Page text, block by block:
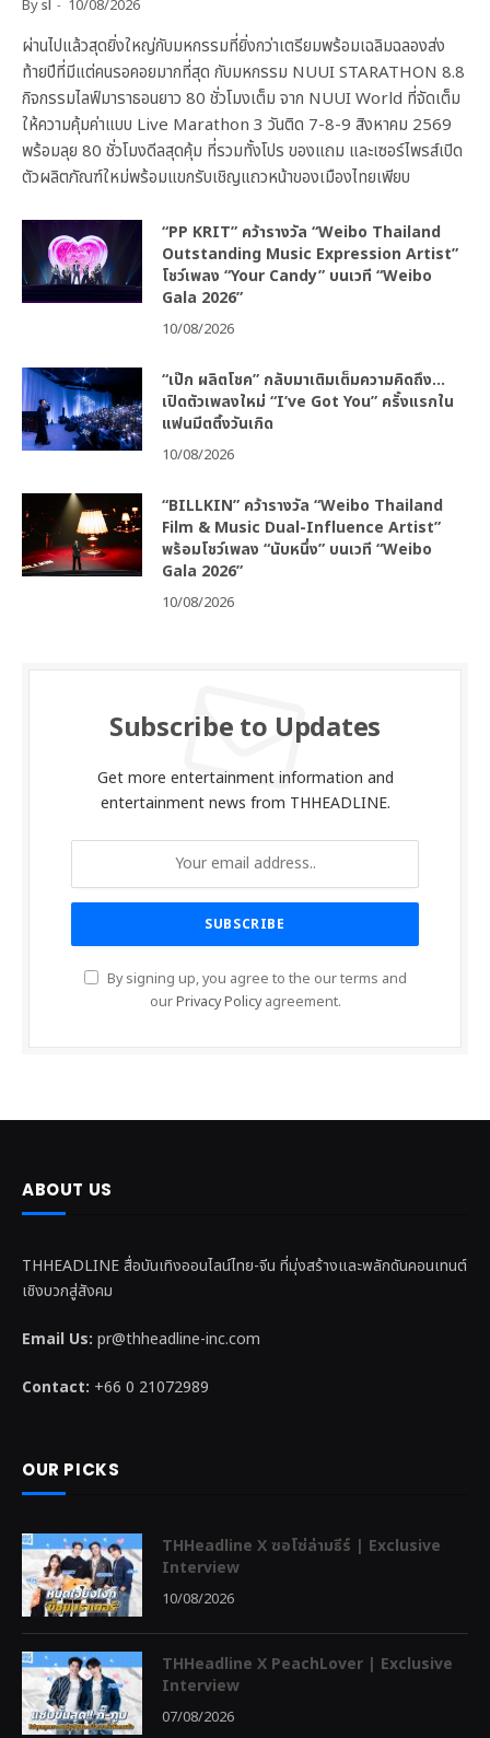
Bysl 10/08/2026
ผ่านไปแล้วสุดยิ่งใหญ่กับมหกรรมที่ยิ่งกว่าเตรียมพร้อมเฉลิมฉลองส่ง
ท้ายปีที่มีแต่คนรอคอยมากที่สุด กับมหกรรม NUUI STARATHON 8.8
กิจกรรมไลฟ์มาราธอนยาว 80 ชั่วโมงเต็ม จาก NUUI World ที่จัดเต็ม
ให้ความคุ้มค่าแบบ Live Marathon 3 วันติด 7-8-9 สิงหาคม 2569
พร้อมลุย 80 ชั่วโมงดีลสุดคุ้ม ที่รวมทั้งโปร ของแถม และเซอร์ไพรส์เปิด
ตัวผลิตภัณฑ์ใหม่พร้อมแขกรับเชิญแถวหน้าของเมืองไทยเพียบ
“PP KRIT” คว้ารางวัล “Weibo Thailand
Outstanding Music Expression Artist”
โชว์เพลง “Your Candy” บนเวที “Weibo
Gala 2026”
10/08/2026
“เป๊ก ผลิตโชค” กลับมาเติมเต็มความคิดถึง…
เปิดตัวเพลงใหม่ “I’ve Got You” ครั้งแรกใน
แฟนมีตติ้งวันเกิด
10/08/2026
“BILLKIN” คว้ารางวัล “Weibo Thailand
Film & Music Dual-Influence Artist”
พร้อมโชว์เพลง “นับหนึ่ง” บนเวที “Weibo
Gala 2026”
10/08/2026
Subscribe to Updates
Get more entertainment information and
entertainment news from THHEADLINE.
By signing up, you agree to the our terms and
ourPrivacy Policyagreement.
ABOUT US
THHEADLINE สื่อบันเทิงออนไลน์ไทย-จีน ที่มุ่งสร้างและพลักดันคอนเทนต์
เชิงบวกสู่สังคม
Email Us: pr@thheadline-inc.com
Contact: +66 0 21072989
OUR PICKS
THHeadline X ซอโซ่ล่ามธีร์ | Exclusive
Interview
10/08/2026
THHeadline X PeachLover | Exclusive
Interview
07/08/2026